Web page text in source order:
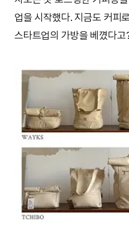
업을 시작했다. 지금도 커피
스타트업의 가방을 베꼈다고